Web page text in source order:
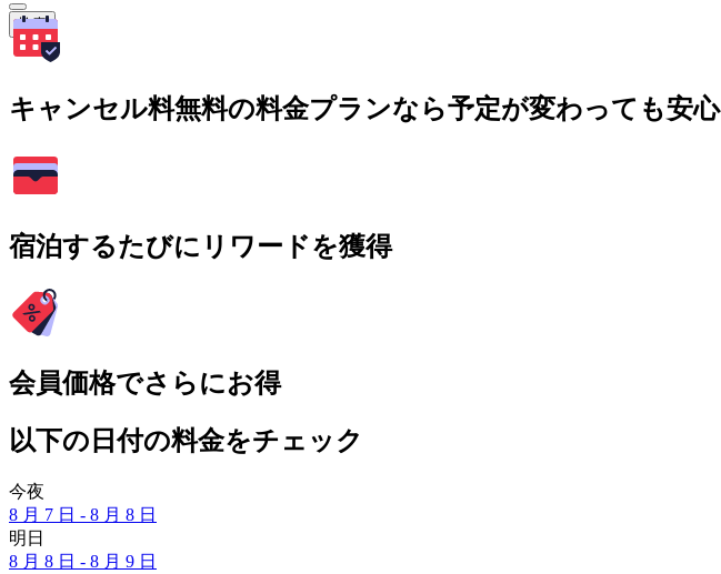
検索
キャンセル料無料の料金プランなら予定が変わっても安心
宿泊するたびにリワードを獲得
会員価格でさらにお得
以下の日付の料金をチェック
今夜
8 月 7 日 - 8 月 8 日
明日
8 月 8 日 - 8 月 9 日